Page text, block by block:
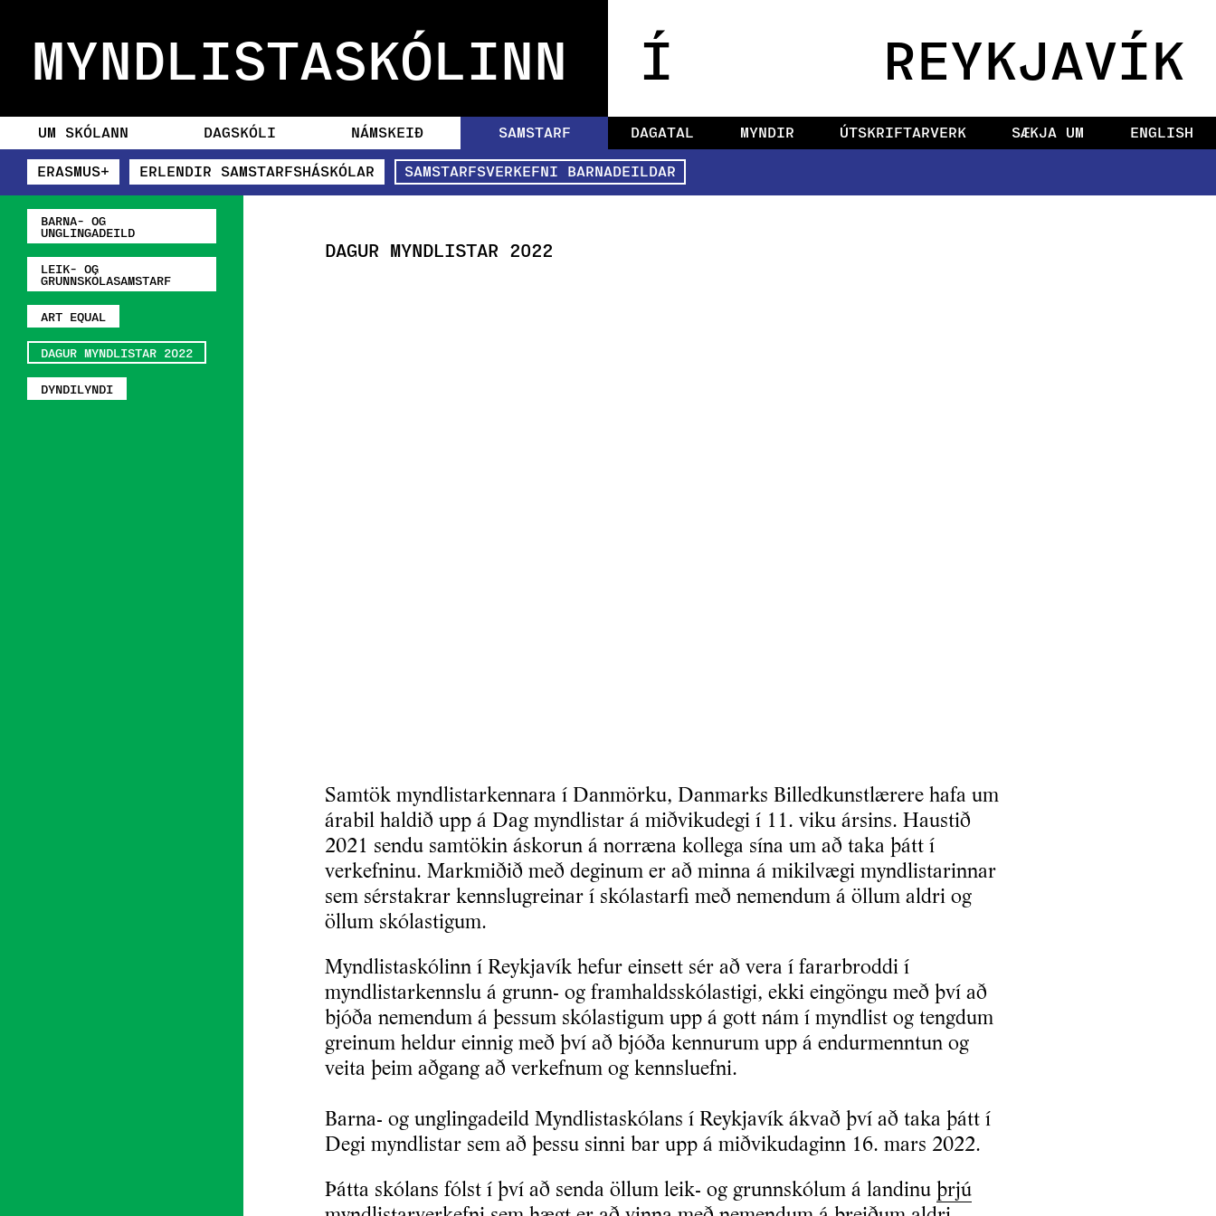
MYNDLISTASKÓLINN Í REYKJAVÍK
UM SKÓLANN DAGSKÓLI NÁMSKEIÐ SAMSTARF DAGATAL MYNDIR ÚTSKRIFTARVERK SÆKJA UM ENGLISH
ERASMUS+ ERLENDIR SAMSTARFSHÁSKÓLAR SAMSTARFSVERKEFNI BARNADEILDAR
BARNA- OG
UNGLINGADEILD
LEIK- OG
GRUNNSKÓLASAMSTARF
ART EQUAL
DAGUR MYNDLISTAR 2022
DYNDILYNDI
DAGUR MYNDLISTAR 2022
Samtök myndlistarkennara í Danmörku, Danmarks Billedkunstlærere hafa um
árabil haldið upp á Dag myndlistar á miðvikudegi í 11. viku ársins. Haustið
2021 sendu samtökin áskorun á norræna kollega sína um að taka þátt í
verkefninu. Markmiðið með deginum er að minna á mikilvægi myndlistarinnar
sem sérstakrar kennslugreinar í skólastarfi með nemendum á öllum aldri og
öllum skólastigum.
Myndlistaskólinn í Reykjavík hefur einsett sér að vera í fararbroddi í
myndlistarkennslu á grunn- og framhaldsskólastigi, ekki eingöngu með því að
bjóða nemendum á þessum skólastigum upp á gott nám í myndlist og tengdum
greinum heldur einnig með því að bjóða kennurum upp á endurmenntun og
veita þeim aðgang að verkefnum og kennsluefni.
Barna- og unglingadeild Myndlistaskólans í Reykjavík ákvað því að taka þátt í
Degi myndlistar sem að þessu sinni bar upp á miðvikudaginn 16. mars 2022.
Þátta skólans fólst í því að senda öllum leik- og grunnskólum á landinu þrjú